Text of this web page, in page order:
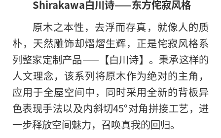
Shirakawa白川诗——东方侘寂风格
原木之本性，去浮而存真，就像人的质
朴，天然雕饰却熠熠生辉，正是侘寂风格系
列整家定制产品——【白川诗】。秉承这样的
人文理念，该系列将原木作为绝对的主角，
应用于全屋空间中，同时采用全新的背板异
色表现手法以及内斜切45°对角拼接工艺，进
一步释放空间魅力，召唤真我的回归。